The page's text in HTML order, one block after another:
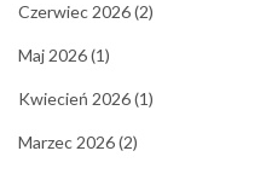
Czerwiec 2026(2)
Maj 2026(1)
Kwiecień 2026(1)
Marzec 2026(2)